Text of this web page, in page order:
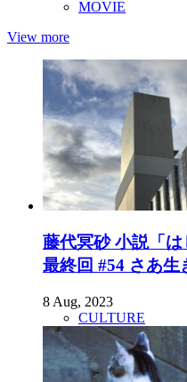
MOVIE
View more
藤代冥砂 小説「
最終回 #54 さあ生
8 Aug, 2023
CULTURE